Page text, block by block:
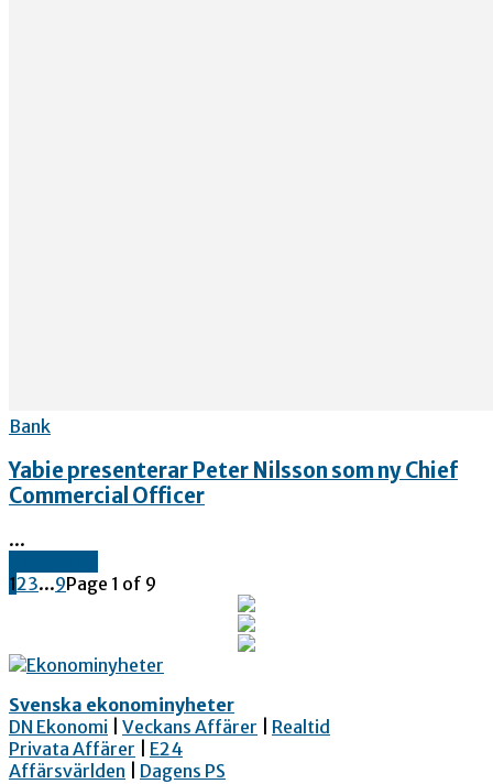
Bank
Yabie presenterar Peter Nilsson som ny Chief
Commercial Officer
...
123...9Page 1 of 9
Svenska ekonominyheter
DN Ekonomi
Veckans Affärer
Realtid
Privata Affärer
E24
Affärsvärlden
Dagens PS